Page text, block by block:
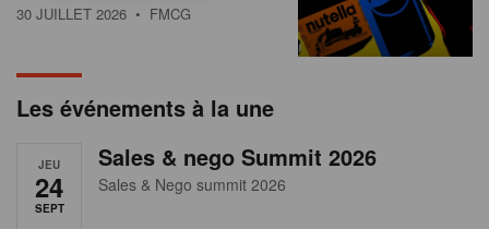
e
a
30 JUILLET 2026 • FMCG
Les événements à la une
JEU
24
SEPT
Sales & nego Summit 2026
Sales & Nego summit 2026